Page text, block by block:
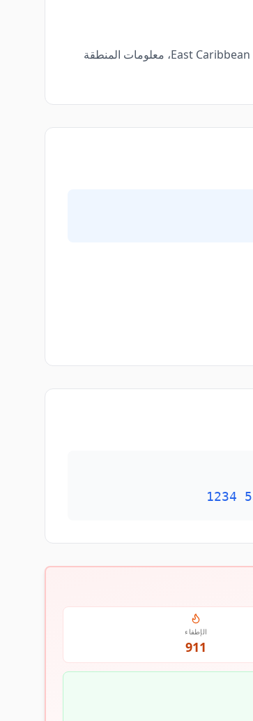
بالإضافة إلى رمز الهاتف الأساسي، نقدم أيضاً تفاصيل مفيدة مثل رمز ISO الخاص بـ أنتيغوا وبربودا (AG) ATG، العملة المحلية East Caribbean Dollar (EC$)، معلومات المنطقة
الإطفاء
911